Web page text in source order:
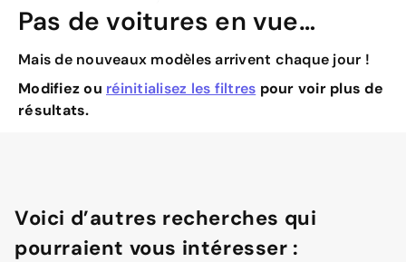
Pas de voitures en vue…
Mais de nouveaux modèles arrivent chaque jour !
Modifiez ou réinitialisez les filtres pour voir plus de
résultats.
Voici d’autres recherches qui
pourraient vous intéresser :